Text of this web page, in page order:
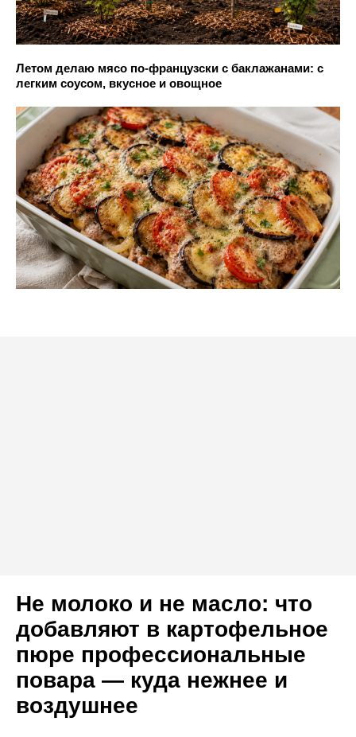
Летом делаю мясо по-французски с баклажанами: с
легким соусом, вкусное и овощное
Не молоко и не масло: что
добавляют в картофельное
пюре профессиональные
повара — куда нежнее и
воздушнее